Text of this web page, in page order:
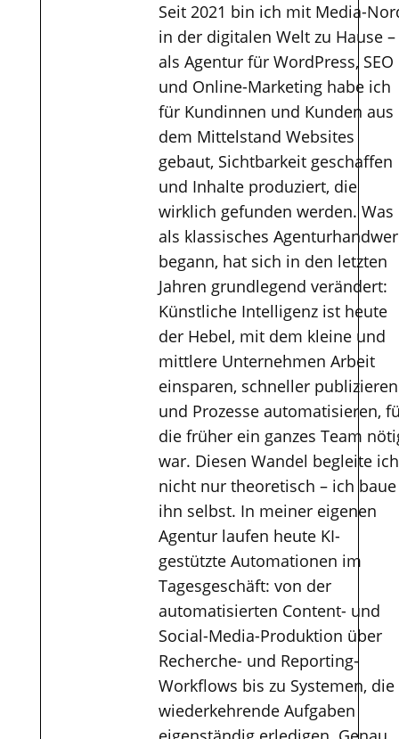
Seit 2021 bin ich mit Media-
in der digitalen Welt zu Hause –
als Agentur für WordPress, SEO
und Online-Marketing habe ich
für Kundinnen und Kunden aus
dem Mittelstand Websites
gebaut, Sichtbarkeit geschaffen
und Inhalte produziert, die
wirklich gefunden werden. Was
als klassisches
begann, hat sich in den letzten
Jahren grundlegend verändert:
Künstliche Intelligenz ist heute
der Hebel, mit dem kleine und
mittlere Unternehmen Arbeit
einsparen, schneller publizieren
und Prozesse automatisieren,
die früher ein ganzes Team
war. Diesen Wandel begleite ich
nicht nur theoretisch – ich baue
ihn selbst. In meiner eigenen
Agentur laufen heute KI-
gestützte Automationen im
Tagesgeschäft: von der
automatisierten Content- und
Social-Media-Produktion über
Recherche- und Reporting-
Workflows bis zu Systemen, die
wiederkehrende Aufgaben